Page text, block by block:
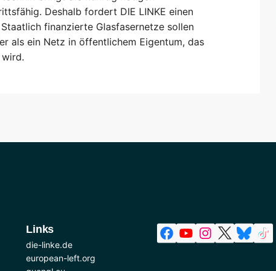
Deshalb fordert DIE LINKE einen
finanzierte Glasfasernetze sollen
als ein Netz in öffentlichem Eigentum, das
Links
die-linke.de
european-left.org